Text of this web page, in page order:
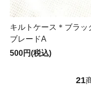
キルトケース＊ブラッ
ブレードA
500円(税込)
21